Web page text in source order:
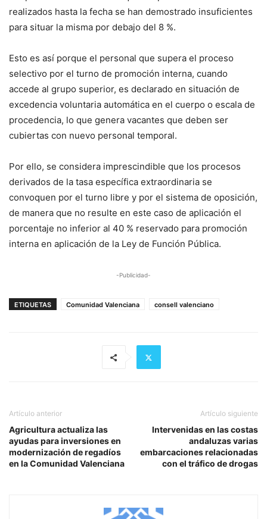
realizados hasta la fecha se han demostrado insuficientes
para situar la misma por debajo del 8 %.
Esto es así porque el personal que supera el proceso
selectivo por el turno de promoción interna, cuando
accede al grupo superior, es declarado en situación de
excedencia voluntaria automática en el cuerpo o escala de
procedencia, lo que genera vacantes que deben ser
cubiertas con nuevo personal temporal.
Por ello, se considera imprescindible que los procesos
derivados de la tasa específica extraordinaria se
convoquen por el turno libre y por el sistema de oposición,
de manera que no resulte en este caso de aplicación el
porcentaje no inferior al 40 % reservado para promoción
interna en aplicación de la Ley de Función Pública.
-Publicidad-
ETIQUETAS Comunidad Valenciana consell valenciano
Artículo anterior
Agricultura actualiza las
ayudas para inversiones en
modernización de regadíos
en la Comunidad Valenciana
Artículo siguiente
Intervenidas en las costas
andaluzas varias
embarcaciones relacionadas
con el tráfico de drogas